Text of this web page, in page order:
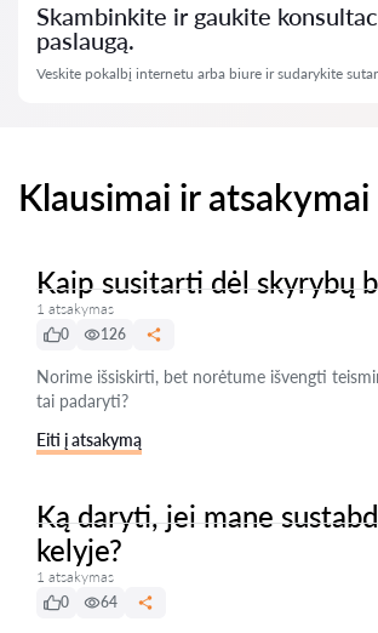
Skambinkite ir gaukite
paslaugą.
Veskite pokalbį internetu arba biure ir sudarykite
Klausimai ir atsakymai
Kaip susitarti dėl skyrybų
1 atsakymas
0
126
Norime išsiskirti, bet norėtume išvengti
tai padaryti?
Eiti į atsakymą
Ką daryti, jei mane
kelyje?
1 atsakymas
0
64